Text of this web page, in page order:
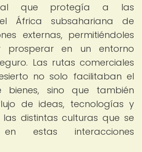
que protegía a las
África subsahariana de
externas, permitiéndoles
prosperar en un entorno
Las rutas comerciales
no solo facilitaban el
bienes, sino que también
de ideas, tecnologías y
distintas culturas que se
en estas interacciones